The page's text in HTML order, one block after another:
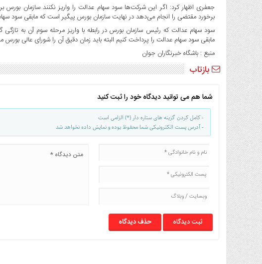
سیاسی
و
بین
الملل
نگاه
روز
گوناگون
جعفری اظهار کرد: اگر این شرکت‌ها سود سهام عدالت را واریز نکنند سازمان بورس
برخورد مقتضی را انجام می‌دهد در نهایت سازمان بورس پیگیر است که مابقی سود
سود سهام عدالت که رئیس سازمان بورس در رابطه با واریز مرحله سوم آن به تازگی
مابقی سود سهام عدالت را پرداخت کنیم البته باید زمان دقیق آن را شورای عالی
منبع : باشگاه خبرنگاران جوان
بازتاب
شما هم می توانید دیدگاه خود را ثبت کنید
- کامل کردن گزینه های ستاره دار (*) الزامی است
- آدرس پست الکترونیکی شما محفوظ بوده و نمایش داده نخواهد شد
حذف دیدگاه